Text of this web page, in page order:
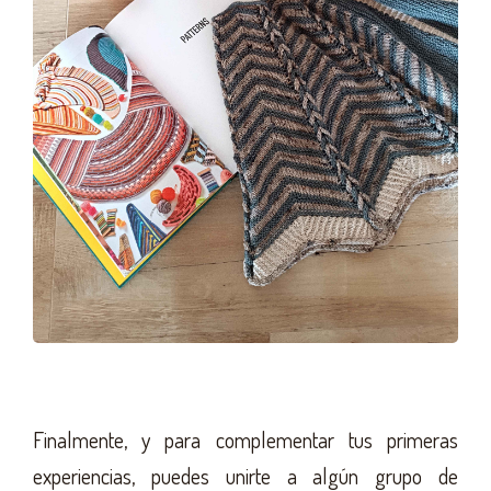
Finalmente, y para complementar tus primeras
experiencias, puedes unirte a algún grupo de